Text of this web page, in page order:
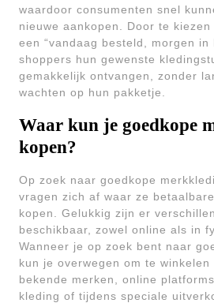
waardoor consumenten snel
nieuwe aankopen. Door te
een “vandaag besteld, morgen in
shoppers hun gewenste
gemakkelijk ontvangen, zonder
wachten op hun pakketje.
Waar kun je goedkope
kopen?
Op zoek naar goedkope
vragen zich af waar ze
kopen. Gelukkig zijn er
beschikbaar, zowel online als in
Wanneer je op zoek bent naar
kun je overwegen om te
bekende merken, online
kleding of tijdens speciale